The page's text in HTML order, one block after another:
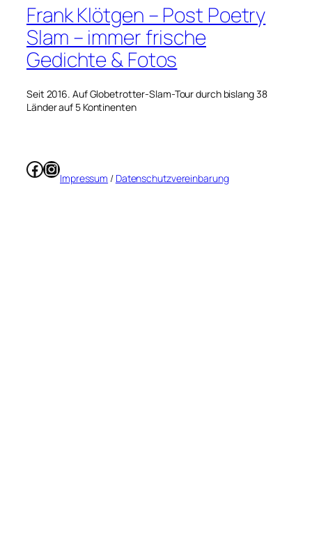
Frank Klötgen – Post Poetry
Slam – immer frische
Gedichte & Fotos
Seit 2016. Auf Globetrotter-Slam-Tour durch bislang 38
Länder auf 5 Kontinenten
Facebook
Instagram
Impressum / Datenschutzvereinbarung